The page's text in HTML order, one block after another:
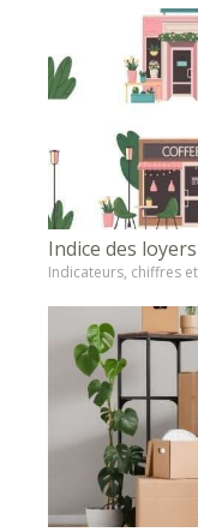
Indice des
Indicateurs, chiffres